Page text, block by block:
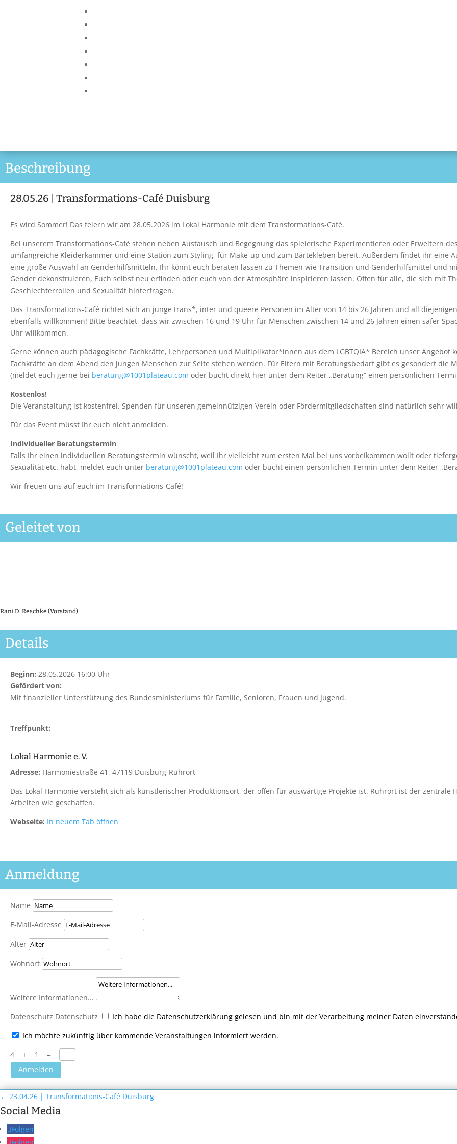
Beschreibung
28.05.26 | Transformations-Café Duisburg
Es wird Sommer! Das feiern wir am 28.05.2026 im Lokal Harmonie mit dem Transformations-Café.
Bei unserem Transformations-Café stehen neben Austausch und Begegnung das spielerische Experimentieren oder Erweitern
umfangreiche Kleiderkammer und eine Station zum Styling, für Make-up und zum Bärtekleben bereit. Außerdem findet ihr eine
eine große Auswahl an Genderhilfsmitteln. Ihr könnt euch beraten lassen zu Themen wie Transition und Genderhilfsmittel und
Gender dekonstruieren, Euch selbst neu erfinden oder euch von der Atmosphäre inspirieren lassen. Offen für alle, die sich mit
Geschlechterrollen und Sexualität hinterfragen.
Das Transformations-Café richtet sich an junge trans*, inter und queere Personen im Alter von 14 bis 26 Jahren und all
ebenfalls willkommen! Bitte beachtet, dass wir zwischen 16 und 19 Uhr für Menschen zwischen 14 und 26 Jahren einen safer
Uhr willkommen.
Gerne können auch pädagogische Fachkräfte, Lehrpersonen und Multiplikator*innen aus dem LGBTQIA* Bereich unser Angebot
Fachkräfte an dem Abend den jungen Menschen zur Seite stehen werden. Für Eltern mit Beratungsbedarf gibt es gesondert die
(meldet euch gerne bei beratung@1001plateau.com oder bucht direkt hier unter dem Reiter „Beratung“ einen persönlichen
Kostenlos!
Die Veranstaltung ist kostenfrei. Spenden für unseren gemeinnützigen Verein oder Fördermitgliedschaften sind natürlich sehr
Für das Event müsst Ihr euch nicht anmelden.
Individueller Beratungstermin
Falls Ihr einen individuellen Beratungstermin wünscht, weil Ihr vielleicht zum ersten Mal bei uns vorbeikommen wollt oder
Sexualität etc. habt, meldet euch unter beratung@1001plateau.com oder bucht einen persönlichen Termin unter dem Reiter
Wir freuen uns auf euch im Transformations-Café!
Geleitet von
Rani D. Reschke (Vorstand)
Details
Beginn: 28.05.2026 16:00 Uhr
Gefördert von:
Mit finanzieller Unterstützung des Bundesministeriums für Familie, Senioren, Frauen und Jugend.
Treffpunkt:
Lokal Harmonie e. V.
Adresse: Harmoniestraße 41, 47119 Duisburg-Ruhrort
Das Lokal Harmonie versteht sich als künstlerischer Produktionsort, der offen für auswärtige Projekte ist. Ruhrort ist der
Arbeiten wie geschaffen.
Webseite: In neuem Tab öffnen
Anmeldung
Name
E-Mail-Adresse
Alter
Wohnort
Weitere Informationen...
Datenschutz Datenschutz Ich habe die Datenschutzerklärung gelesen und bin mit der Verarbeitung meiner Daten
Ich möchte zukünftig über kommende Veranstaltungen informiert werden.
4 + 1
=
Anmelden
← 23.04.26 | Transformations-Café Duisburg
Social Media
Folgen